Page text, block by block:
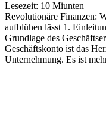
Lesezeit: 10 Miunten
Revolutionäre Finanzen:
aufblühen lässt 1.
Grundlage des
Geschäftskonto ist das
Unternehmung. Es ist